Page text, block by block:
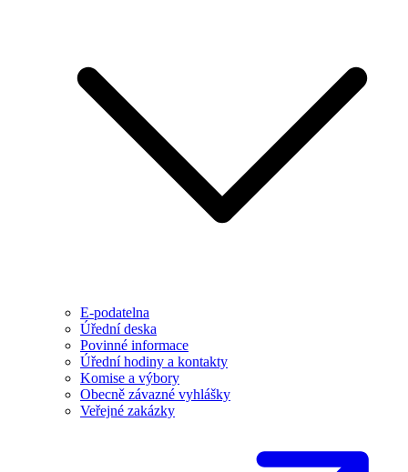
E-podatelna
Úřední deska
Povinné informace
Úřední hodiny a kontakty
Komise a výbory
Obecně závazné vyhlášky
Veřejné zakázky